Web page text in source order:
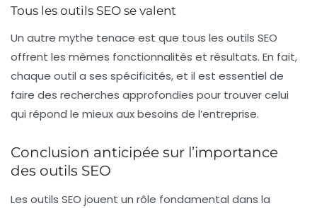
Tous les outils SEO se valent
Un autre mythe tenace est que tous les outils SEO
offrent les mêmes fonctionnalités et résultats. En fait,
chaque outil a ses spécificités, et il est essentiel de
faire des recherches approfondies pour trouver celui
qui répond le mieux aux besoins de l’entreprise.
Conclusion anticipée sur l’importance
des outils SEO
Les outils SEO jouent un rôle fondamental dans la